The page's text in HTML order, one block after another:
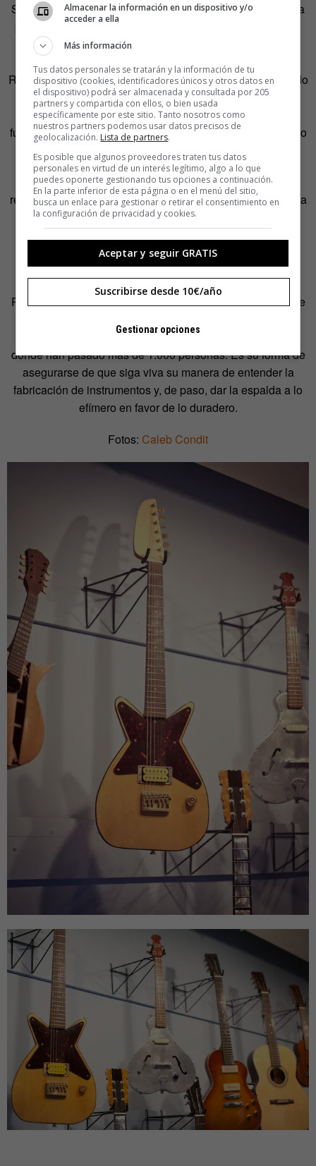
Su forma de concebir la artesanía está fuertemente influída
por su formación. Estudió bellas artes y se especializó en
escultura, aunque la fascinación que siente por cómo
funcionan las cosas viene de antes. “Tenía 13 años.
Recuerdo que se estropeó un coche que me había regalado
mi padre. Localicé la pieza que fallaba y compré un
repuesto por 6 dólares y lo instalé. Me acuerdo, como si
fuera ayer, de la satisfacción que recorrió mi cuerpo cuando
se encendió el motor”, rememora.
Este némesis de la obsolescencia programada no se
resigna a aceptar que su batalla esté perdida. No reivindica
que todos sean tan de nicho como él, pero sí hace un
fabricación de guitarras y productos hoy en día.
Schneller tampoco quiere que este oficio se vaya con él.
Para asegurarse, el estadounidense transmite, desde hace
, los cuales imparte en su taller. Una escuela por
donde han pasado más de 1.000 personas. Es su forma de
asegurarse de que siga viva su manera de entender la
fabricación de instrumentos y, de paso, dar la espalda a lo
efímero en favor de lo duradero.
Fotos: Caleb Condit
Almacenar la información en un dispositivo y/o
acceder a ella
Más información
Tus datos personales se tratarán y la información de tu
dispositivo (cookies, identificadores únicos y otros datos en
el dispositivo) podrá ser almacenada y consultada por 205
partners y compartida con ellos, o bien usada
específicamente por este sitio. Tanto nosotros como
nuestros partners podemos usar datos precisos de
geolocalización. Lista de partners.
Es posible que algunos proveedores traten tus datos
personales en virtud de un interés legítimo, algo a lo que
puedes oponerte gestionando tus opciones a continuación.
En la parte inferior de esta página o en el menú del sitio,
busca un enlace para gestionar o retirar el consentimiento en
la configuración de privacidad y cookies.
Aceptar y seguir GRATIS
Suscribirse desde 10€/año
Gestionar opciones